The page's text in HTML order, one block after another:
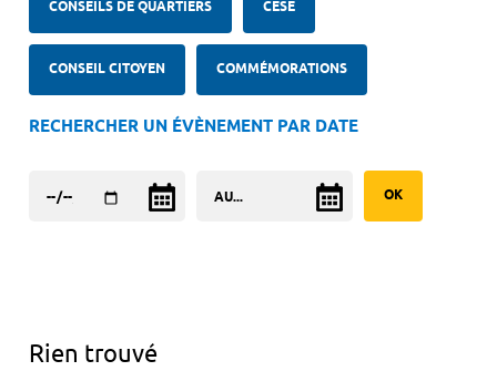
CONSEILS DE QUARTIERS CESE
CONSEIL CITOYEN COMMÉMORATIONS
RECHERCHER UN ÉVÈNEMENT PAR DATE
Rien trouvé